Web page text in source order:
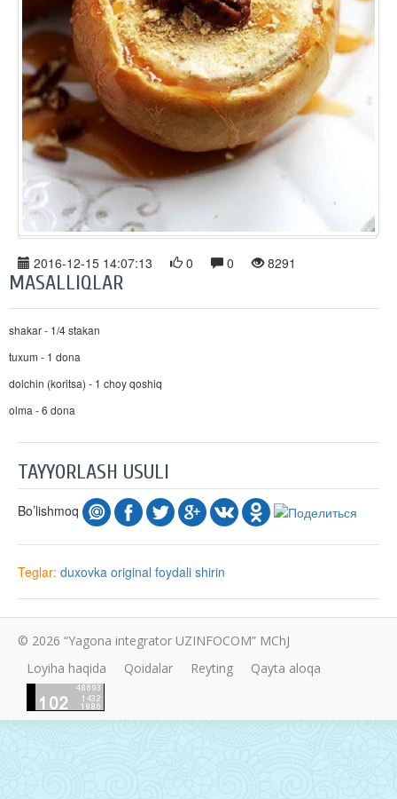
2016-12-15 14:07:13 0 0 8291
MASALLIQLAR
shakar - 1/4 stakan
tuxum - 1 dona
dolchin (koritsa) - 1 choy qoshiq
olma - 6 dona
TAYYORLASH USULI
Bo’lishmoq
Teglar: duxovka original foydali shirin
© 2026 “Yagona integrator UZINFOCOM” MChJ
Loyiha haqida
Qoidalar Reyting Qayta aloqa